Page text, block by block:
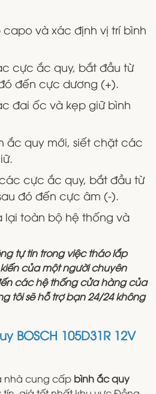
capo và xác định vị trí bình
cực ắc quy, bắt đầu từ
đến cực dương (+).
đai ốc và kẹp giữ bình
ắc quy mới, siết chặt các
cực ắc quy, bắt đầu từ
đó đến cực âm (-).
lại toàn bộ hệ thống và
tự tin trong việc tháo lắp
của một người chuyên
các hệ thống cửa hàng của
tôi sẽ hỗ trợ bạn 24/24 không
BOSCH 105D31R 12V
nhà cung cấp bình ắc quy